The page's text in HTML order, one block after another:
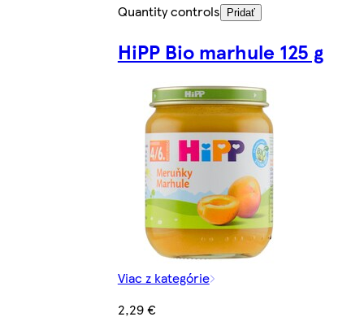
Quantity controls
Pridať
HiPP Bio marhule 125 g
Viac z kategórie
2,29 €